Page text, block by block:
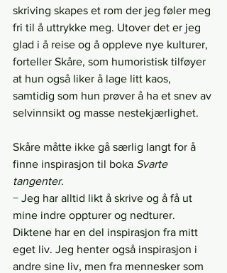
skriving skapes et rom der jeg føler meg
fri til å uttrykke meg. Utover det er jeg
glad i å reise og å oppleve nye kulturer,
forteller Skåre, som humoristisk tilføyer
at hun også liker å lage litt kaos,
samtidig som hun prøver å ha et snev av
selvinnsikt og masse nestekjærlighet.
Skåre måtte ikke gå særlig langt for å
finne inspirasjon til boka Svarte
tangenter.
− Jeg har alltid likt å skrive og å få ut
mine indre oppturer og nedturer.
Diktene har en del inspirasjon fra mitt
eget liv. Jeg henter også inspirasjon i
andre sine liv, men fra mennesker som